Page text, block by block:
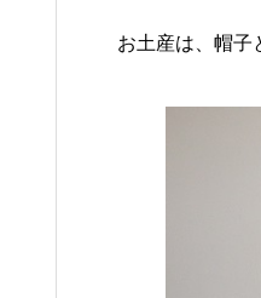
お土産は、帽子